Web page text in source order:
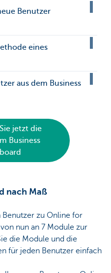
Benutzer
eines
aus dem Business
jetzt die
Business
nach Maß
Benutzer zu Online for
nun an 7 Module zur
die Module und die
für jeden Benutzer einfach